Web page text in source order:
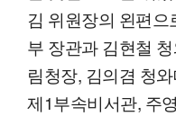
김 위원장의 왼편
부 장관과 김현철
림청장, 김의겸 청
제1부속비서관, 주